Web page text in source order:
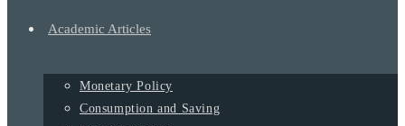
Academic Articles
Monetary Policy
Consumption and Saving